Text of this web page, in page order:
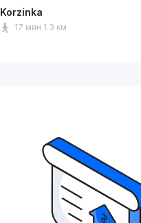
Korzinka
17 мин 1.3 км